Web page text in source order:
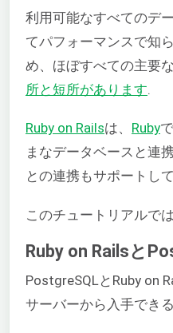
利用可能なすべてのデ
てパフォーマンスで知
め、ほぼすべての主要
所と短所があります
Ruby on Railsは、 Ruby
まなデータベースと連
との連携もサポートし
このチュートリアルでは
Ruby on Railsと
PostgreSQLとRuby on
サーバーから入手でき